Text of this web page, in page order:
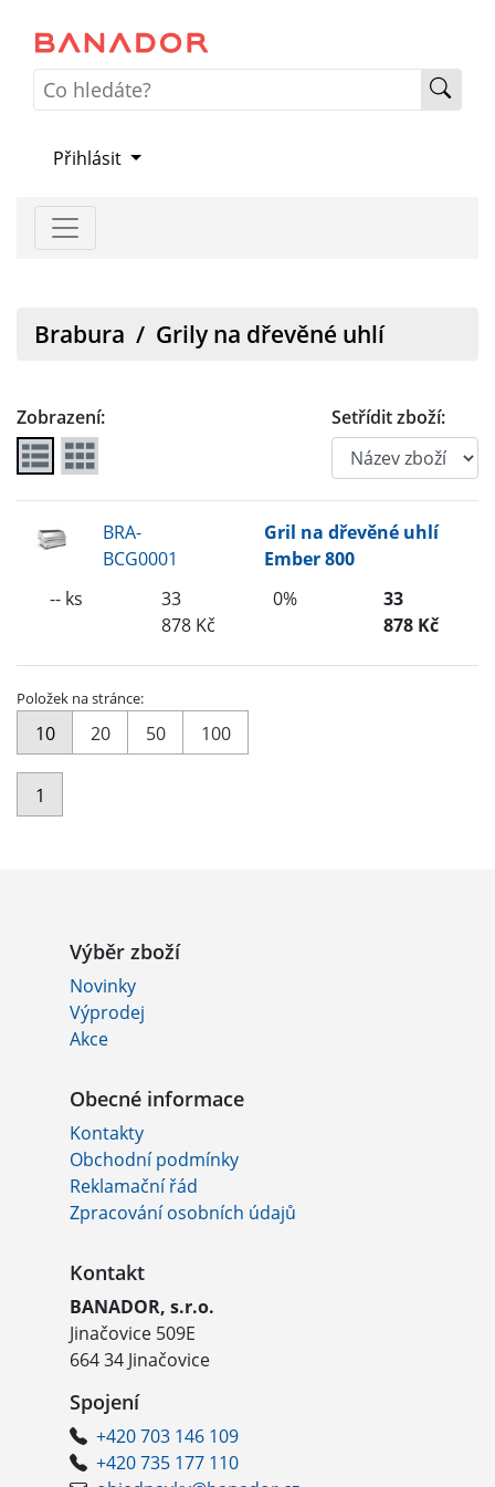
Přihlásit
Brabura / Grily na dřevěné uhlí
Zobrazení: Setřídit zboží:
BRA-
BCG0001
Gril na dřevěné uhlí
Ember 800
-- ks
33
878 Kč
0%
33
878 Kč
Položek na stránce:
10 20 50 100
1
Výběr zboží
Novinky
Výprodej
Akce
Obecné informace
Kontakty
Obchodní podmínky
Reklamační řád
Zpracování osobních údajů
Kontakt
BANADOR, s.r.o.
Jinačovice 509E
664 34 Jinačovice
Spojení
+420 703 146 109
+420 735 177 110